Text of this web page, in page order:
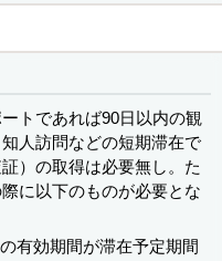
トであれば90日以内の観
人訪問などの短期滞在で
）の取得は必要無し。た
に以下のものが必要とな
有効期間が滞在予定期間